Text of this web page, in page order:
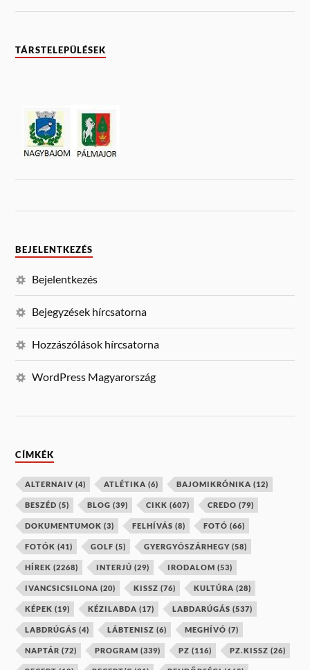
TÁRSTELEPÜLÉSEK
BEJELENTKEZÉS
Bejelentkezés
Bejegyzések hírcsatorna
Hozzászólások hírcsatorna
WordPress Magyarország
CÍMKÉK
ALTERNAIV (4) ATLÉTIKA (6) BAJOMIKRÓNIKA (12)
BESZÉD (5) BLOG (39) CIKK (607) CREDO (79)
DOKUMENTUMOK (3) FELHÍVÁS (8) FOTÓ (66)
FOTÓK (41) GOLF (5) GYERGYÓSZÁRHEGY (58)
HÍREK (2268) INTERJÚ (29) IRODALOM (53)
IVANCSICSILONA (20) KISSZ (76) KULTÚRA (28)
KÉPEK (19) KÉZILABDA (17) LABDARÚGÁS (537)
LABDRÚGÁS (4) LÁBTENISZ (6) MEGHÍVÓ (7)
NAPTÁR (72) PROGRAM (339) PZ (116) PZ.KISSZ (26)